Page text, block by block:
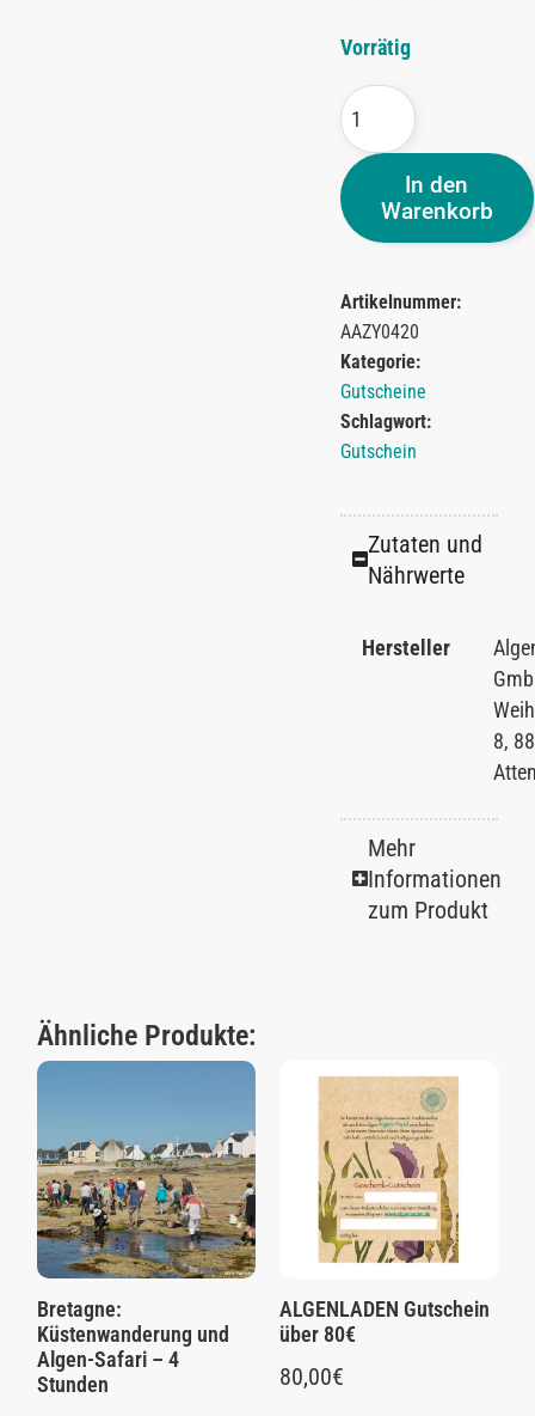
Vorrätig
In den
Warenkorb
Artikelnummer:
AAZY0420
Kategorie:
Gutscheine
Schlagwort:
Gutschein
Zutaten und
Nährwerte
Hersteller
8,
Mehr
Informationen
zum Produkt
Ähnliche Produkte:
Bretagne:
Küstenwanderung und
Algen-Safari – 4
Stunden
ALGENLADEN Gutschein
über 80€
80,00€